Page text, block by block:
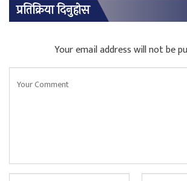
प्रतिक्रिया दिनुहोस
Your email address will not be